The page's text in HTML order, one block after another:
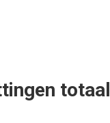
totaal